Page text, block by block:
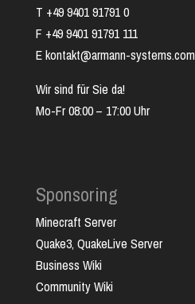
T +49 9401 91791 0
F +49 9401 91791 111
E kontakt@armann-systems.com
Wir sind für Sie da!
Mo-Fr 08:00 – 17:00 Uhr
Sponsoring
Minecraft Server
Quake3, QuakeLive Server
Business Wiki
Community Wiki